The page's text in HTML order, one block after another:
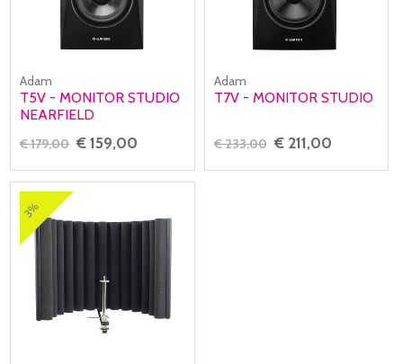
Adam
T5V - MONITOR STUDIO
NEARFIELD
€ 179,00 € 159,00
Adam
T7V - MONITOR STUDIO
€ 233,00 € 211,00
3%